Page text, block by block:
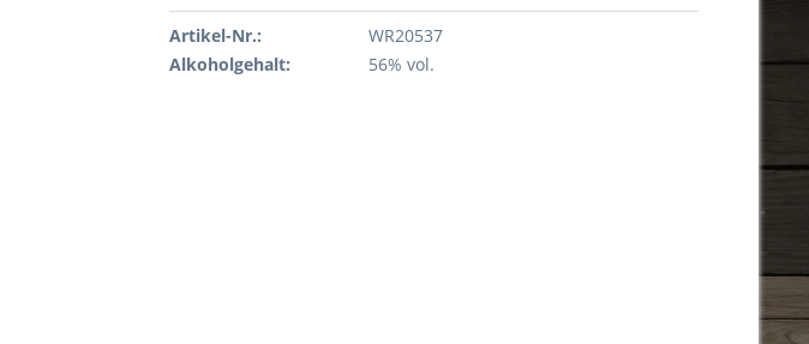
Artikel-Nr.:
WR20537
Alkoholgehalt:
56% vol.